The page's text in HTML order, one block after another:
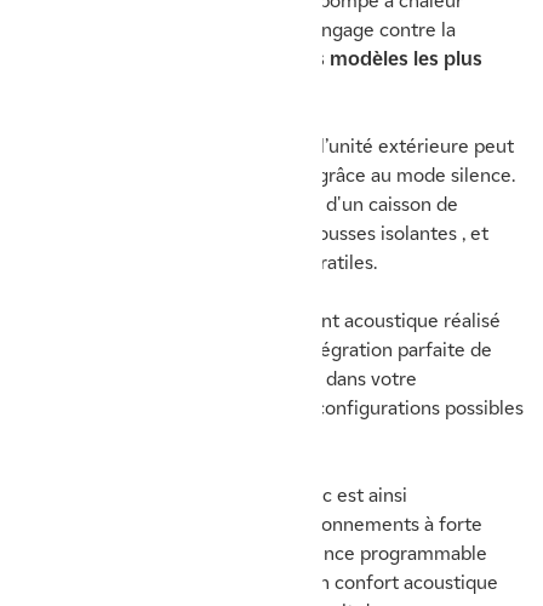
, le fabricant s'engage contre la
un des modèles les plus
En effet, la pression acoustique de l’unité extérieure peut
grâce au mode silence.
L'unité extérieure est ainsi équipée d'un caisson de
compresseur étanches avec des mousses isolantes , et
d'un double niveau de plots antivibratiles.
Cette discrétion, grâce au traitement acoustique réalisé
sur le compresseur, permet une intégration parfaite de
votre nouvel appareil de chauffage dans votre
environnement, en multipliant les configurations possibles
L'installation de cette PAC monobloc est ainsi
envisageable même dans des environnements à forte
densité de population. Le mode silence programmable
vous garantit des nuits calmes et un confort acoustique